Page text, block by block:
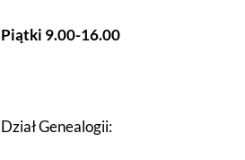
Piątki 9.00-16.00
Dział Genealogii: